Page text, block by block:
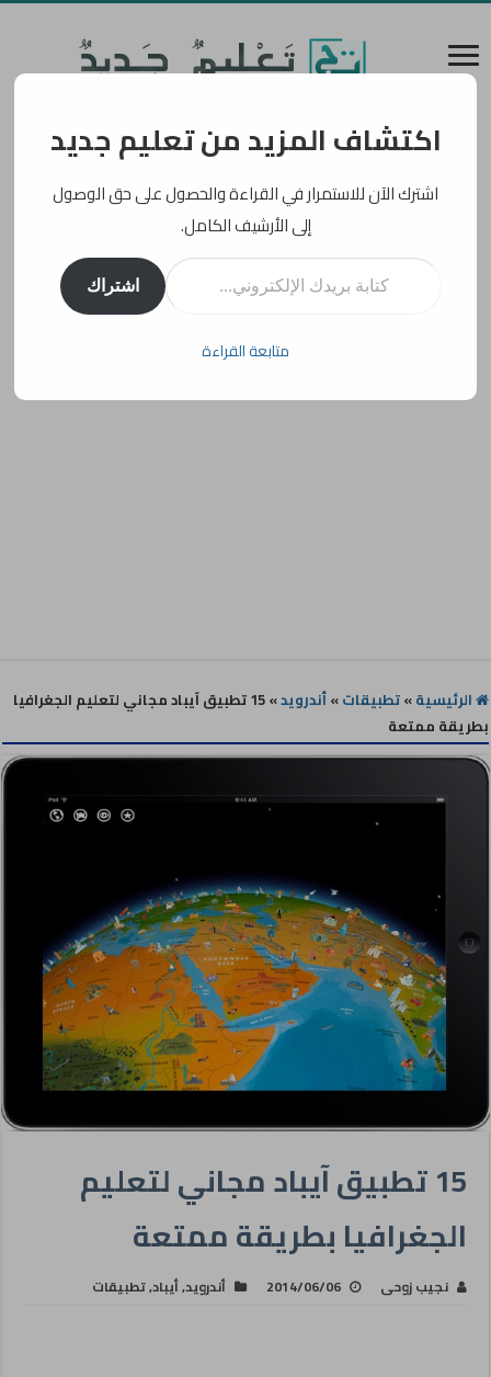
الرئيسية»تطبيقات»أندرويد»
15 تطبيق آيباد مجاني لتعليم الجغرافيا
بطريقة ممتعة
15 تطبيق آيباد مجاني لتعليم
الجغرافيا بطريقة ممتعة
نجيب زوحى 2014/06/06 أندرويد,أيباد,تطبيقات
اكتشاف المزيد من تعليم جديد
اشترك الآن للاستمرار في القراءة والحصول على حق الوصول
إلى الأرشيف الكامل.
كتابة بريدك الإلكتروني...
اشتراك
متابعة القراءة